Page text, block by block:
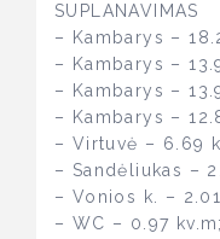
SUPLANAVIMAS
– Kambarys –
– Kambarys –
– Kambarys –
– Kambarys –
– Virtuvė – 6.69
– Sandėliukas –
– Vonios k. –
– WC – 0.97 kv.m;